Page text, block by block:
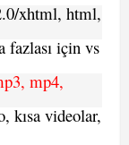
xhtml, html,
fazlası için vs
mp4,
kısa videolar,